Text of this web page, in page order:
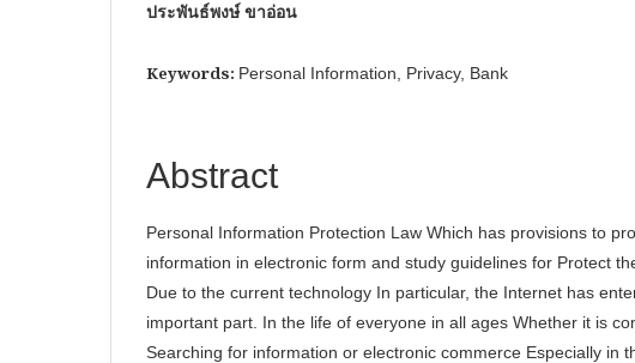
ประพันธ์พงษ์ ขาอ่อน
Keywords: Personal Information, Privacy, Bank
Abstract
Personal Information Protection Law Which has provisions to
information in electronic form and study guidelines for Protect
Due to the current technology In particular, the Internet has
important part. In the life of everyone in all ages Whether it is
Searching for information or electronic commerce Especially in